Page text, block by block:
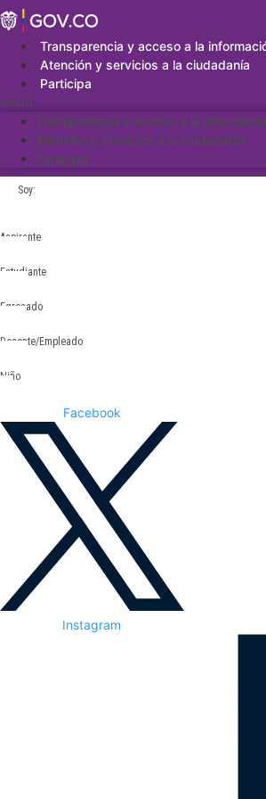
Saltar
al
contenidoTransparencia y acceso a la
Atención y servicios a la ciudadanía
Participa
Menu
Transparencia y acceso a la
Atención y servicios a la ciudadanía
Participa
Soy:
Aspirante
Estudiante
Egresado
Docente/Empleado
Niño
Facebook
Instagram